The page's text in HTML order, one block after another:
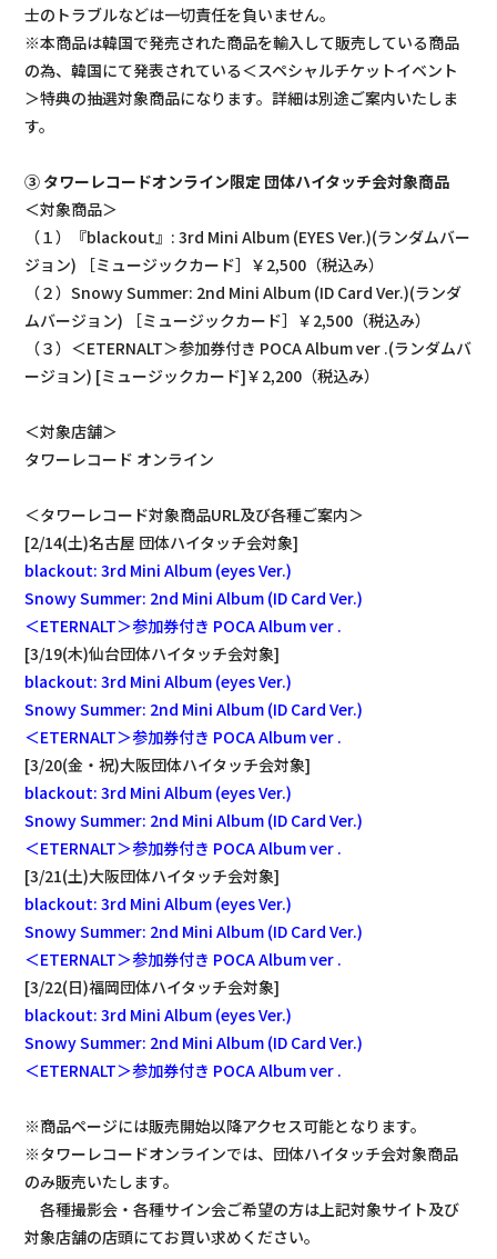
士のトラブルなどは一切責任を負いません。
※本商品は韓国で発売された商品を輸入して販売している商品
の為、韓国にて発表されている＜スペシャルチケットイベント
＞特典の抽選対象商品になります。詳細は別途ご案内いたしま
す。
③ タワーレコードオンライン限定 団体ハイタッチ会対象商品
＜対象商品＞
（１）『blackout』: 3rd Mini Album (EYES Ver.)(ランダムバー
ジョン) ［ミュージックカード］￥2,500（税込み）
（２）Snowy Summer: 2nd Mini Album (ID Card Ver.)(ランダ
ムバージョン) ［ミュージックカード］￥2,500（税込み）
（３）＜ETERNALT＞参加券付き POCA Album ver .(ランダムバ
ージョン) [ミュージックカード]￥2,200（税込み）
＜対象店舗＞
タワーレコード オンライン
＜タワーレコード対象商品URL及び各種ご案内＞
[2/14(土)名古屋 団体ハイタッチ会対象]
blackout: 3rd Mini Album (eyes Ver.)
Snowy Summer: 2nd Mini Album (ID Card Ver.)
＜ETERNALT＞参加券付き POCA Album ver .
[3/19(木)仙台団体ハイタッチ会対象]
blackout: 3rd Mini Album (eyes Ver.)
Snowy Summer: 2nd Mini Album (ID Card Ver.)
＜ETERNALT＞参加券付き POCA Album ver .
[3/20(金・祝)大阪団体ハイタッチ会対象]
blackout: 3rd Mini Album (eyes Ver.)
Snowy Summer: 2nd Mini Album (ID Card Ver.)
＜ETERNALT＞参加券付き POCA Album ver .
[3/21(土)大阪団体ハイタッチ会対象]
blackout: 3rd Mini Album (eyes Ver.)
Snowy Summer: 2nd Mini Album (ID Card Ver.)
＜ETERNALT＞参加券付き POCA Album ver .
[3/22(日)福岡団体ハイタッチ会対象]
blackout: 3rd Mini Album (eyes Ver.)
Snowy Summer: 2nd Mini Album (ID Card Ver.)
＜ETERNALT＞参加券付き POCA Album ver .
※商品ページには販売開始以降アクセス可能となります。
※タワーレコードオンラインでは、団体ハイタッチ会対象商品
のみ販売いたします。
各種撮影会・各種サイン会ご希望の方は上記対象サイト及び
対象店舗の店頭にてお買い求めください。